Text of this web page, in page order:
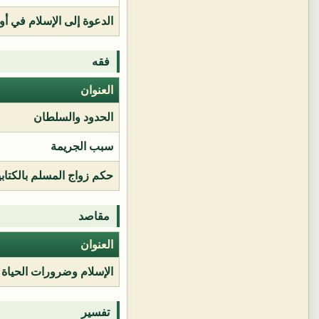
الدعوة إلى الإسلام في
فقه
العنوان
الحدود والسلطان
سبب الجريمة
حكم زواج المسلم
مقاصد
العنوان
الإسلام وضرورات الحياة
تفسير